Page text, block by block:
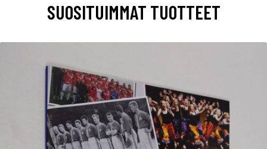
SUOSITUIMMAT TUOTTEET